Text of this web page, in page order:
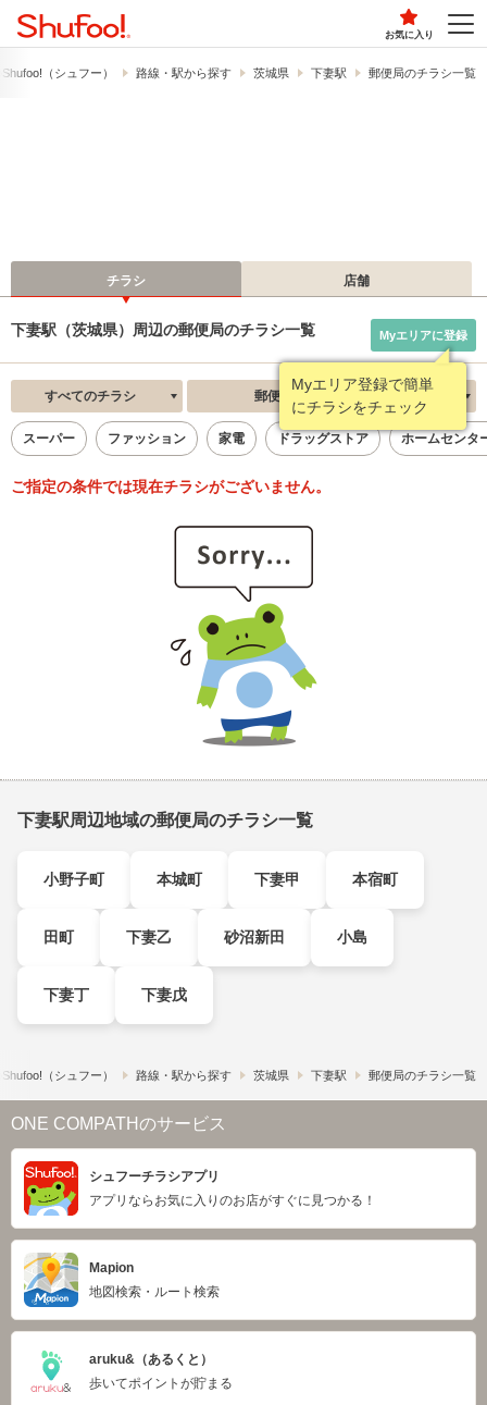
お気に入り
（シュフー） 路線・駅から探す 茨城県 下妻駅 郵便局のチラシ一覧
チラシ 店舗
下妻駅（茨城県）周辺の郵便局のチラシ一覧
Myエリア登録で簡単
にチラシをチェック
Myエリアに登録
すべてのチラシ 郵便局 新着順
スーパー ファッション 家電 ドラッグストア ホームセンタ
ご指定の条件では現在チラシがございません。
下妻駅周辺地域の郵便局のチラシ一覧
小野子町 本城町 下妻甲 本宿町
田町 下妻乙 砂沼新田 小島
下妻丁 下妻戊
（シュフー） 路線・駅から探す 茨城県 下妻駅 郵便局のチラシ一覧
ONE COMPATHのサービス
シュフーチラシアプリ
アプリならお気に入りのお店がすぐに見つかる！
Mapion
地図検索・ルート検索
aruku&（あるくと）
歩いてポイントが貯まる